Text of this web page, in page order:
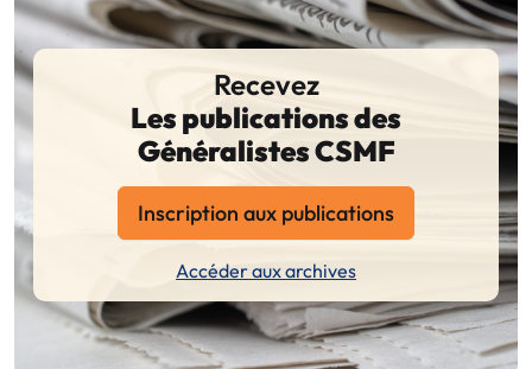
Recevez
Les publications des
Généralistes CSMF
Inscription aux publications
Accéder aux archives